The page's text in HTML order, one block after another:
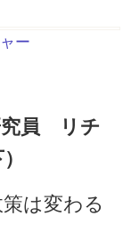
究員 リチ
は変わる